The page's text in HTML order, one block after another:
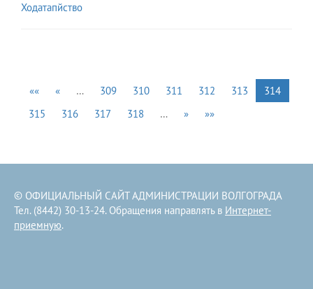
Ходатапйство
«« « … 309 310 311 312 313
314
315
316 317 318 … » »»
© ОФИЦИАЛЬНЫЙ САЙТ АДМИНИСТРАЦИИ ВОЛГОГРАДА
Тел. (8442) 30-13-24. Обращения направлять в Интернет-
приемную.